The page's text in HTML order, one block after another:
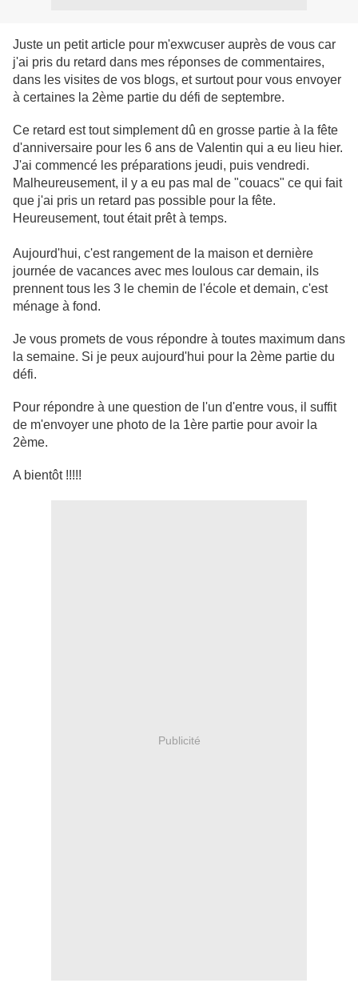
Juste un petit article pour m'exwcuser auprès de vous car
j'ai pris du retard dans mes réponses de commentaires,
dans les visites de vos blogs, et surtout pour vous envoyer
à certaines la 2ème partie du défi de septembre.
Ce retard est tout simplement dû en grosse partie à la fête
d'anniversaire pour les 6 ans de Valentin qui a eu lieu hier.
J'ai commencé les préparations jeudi, puis vendredi.
Malheureusement, il y a eu pas mal de "couacs" ce qui fait
que j'ai pris un retard pas possible pour la fête.
Heureusement, tout était prêt à temps.
Aujourd'hui, c'est rangement de la maison et dernière
journée de vacances avec mes loulous car demain, ils
prennent tous les 3 le chemin de l'école et demain, c'est
ménage à fond.
Je vous promets de vous répondre à toutes maximum dans
la semaine. Si je peux aujourd'hui pour la 2ème partie du
défi.
Pour répondre à une question de l'un d'entre vous, il suffit
de m'envoyer une photo de la 1ère partie pour avoir la
2ème.
A bientôt !!!!!
Publicité